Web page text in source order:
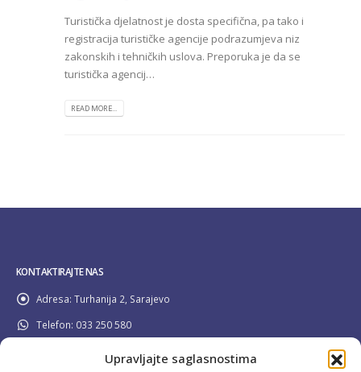
Upravljajte saglasnostima
Turistička djelatnost je dosta specifična, pa tako i
registracija turističke agencije podrazumjeva niz
zakonskih i tehničkih uslova. Preporuka je da se
turistička agencij…
READ MORE...
KONTAKTIRAJTE NAS
Adresa: Turhanija 2, Sarajevo
Telefon: 033 250 580